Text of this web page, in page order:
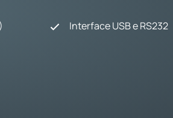
Interface USB e RS232